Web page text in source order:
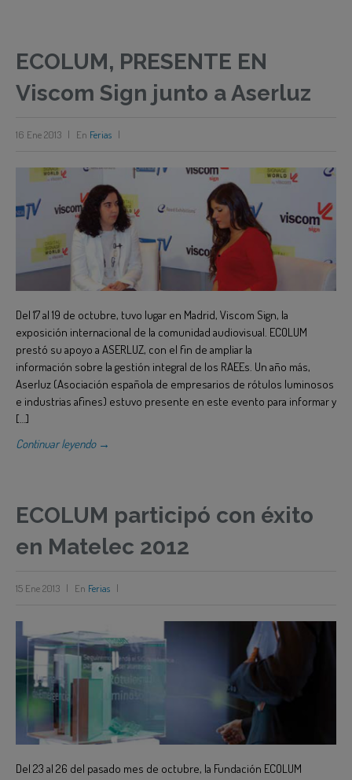
ECOLUM, PRESENTE EN
Viscom Sign junto a Aserluz
16 Ene 2013 | En Ferias |
Del 17 al 19 de octubre, tuvo lugar en Madrid, Viscom Sign, la
exposición internacional de la comunidad audiovisual. ECOLUM
prestó su apoyo a ASERLUZ, con el fin de ampliar la
información sobre la gestión integral de los RAEEs. Un año más,
Aserluz (Asociación española de empresarios de rótulos luminosos
e industrias afines) estuvo presente en este evento para informar y
[…]
Continuar leyendo →
ECOLUM participó con éxito
en Matelec 2012
15 Ene 2013 | En Ferias |
Del 23 al 26 del pasado mes de octubre, la Fundación ECOLUM